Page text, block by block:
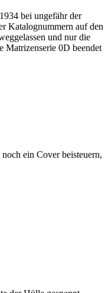
bei ungefähr der
Katalognummern auf den
und nur die
Matrizenserie 0D beendet
ein Cover beisteuern,